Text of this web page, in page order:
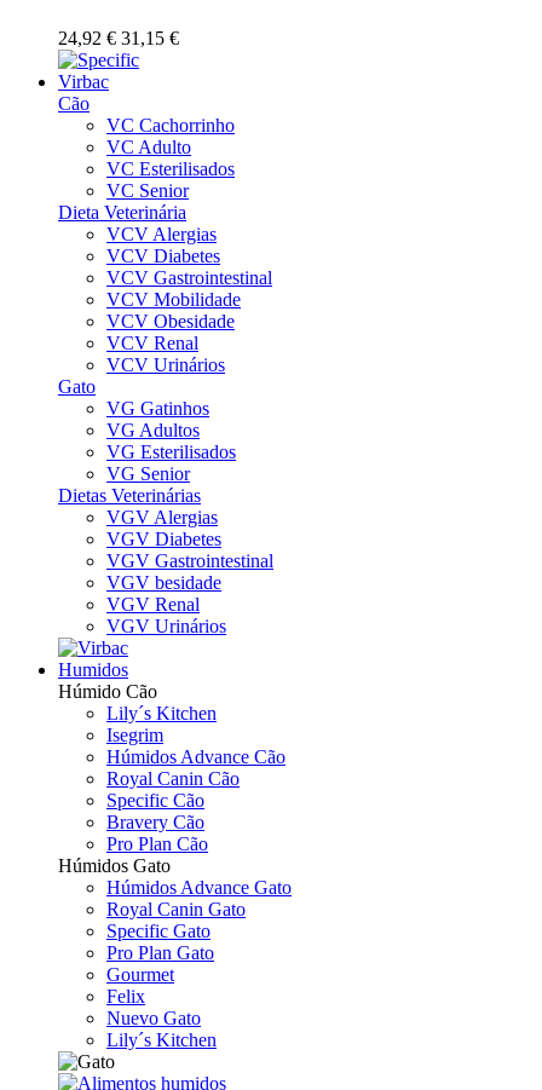
24,92 € 31,15 €
Virbac
Cão
VC Cachorrinho
VC Adulto
VC Esterilisados
VC Senior
Dieta Veterinária
VCV Alergias
VCV Diabetes
VCV Gastrointestinal
VCV Mobilidade
VCV Obesidade
VCV Renal
VCV Urinários
Gato
VG Gatinhos
VG Adultos
VG Esterilisados
VG Senior
Dietas Veterinárias
VGV Alergias
VGV Diabetes
VGV Gastrointestinal
VGV besidade
VGV Renal
VGV Urinários
Humidos
Húmido Cão
Lily´s Kitchen
Isegrim
Húmidos Advance Cão
Royal Canin Cão
Specific Cão
Bravery Cão
Pro Plan Cão
Húmidos Gato
Húmidos Advance Gato
Royal Canin Gato
Specific Gato
Pro Plan Gato
Gourmet
Felix
Nuevo Gato
Lily´s Kitchen